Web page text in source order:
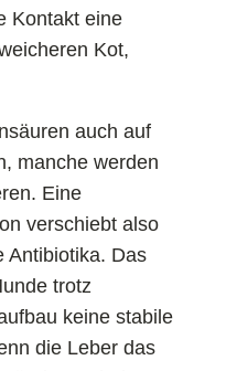
Kontakt eine
Kot,
auch auf
manche werden
Eine
verschiebt also
Antibiotika. Das
trotz
keine stabile
die Leber das